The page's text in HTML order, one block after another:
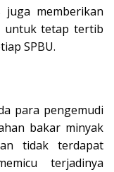
memberikan
untuk tetap tertib
SPBU.
para pengemudi
bakar minyak
tidak terdapat
terjadinya